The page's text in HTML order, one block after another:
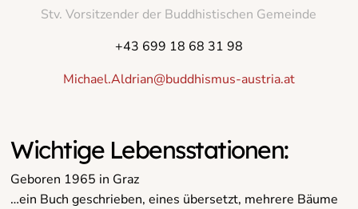
Stv. Vorsitzender der Buddhistischen Gemeinde
+43 699 18 68 31 98
Michael.Aldrian@buddhismus-austria.at
Wichtige Lebensstationen:
Geboren 1965 in Graz
…ein Buch geschrieben, eines übersetzt, mehrere Bäume